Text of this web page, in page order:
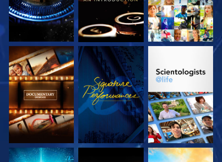
SERIE
ENTDECKEN
ANSEHEN
SERIE